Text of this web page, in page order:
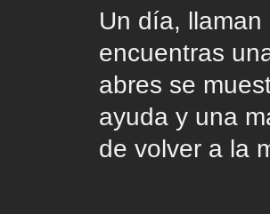
Un día,
encuentras
abres se
ayuda y una
de volver a la